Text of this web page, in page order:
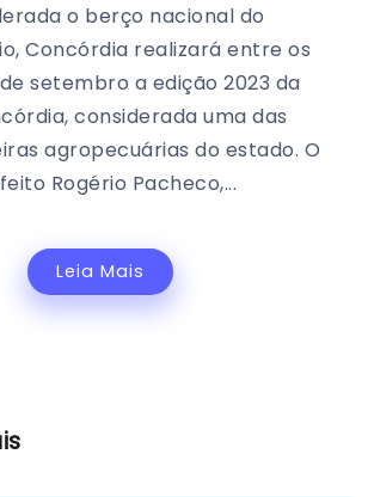
o berço nacional do
Concórdia realizará entre os
de setembro a edição 2023 da
considerada uma das
agropecuárias do estado. O
Rogério Pacheco,...
Leia Mais